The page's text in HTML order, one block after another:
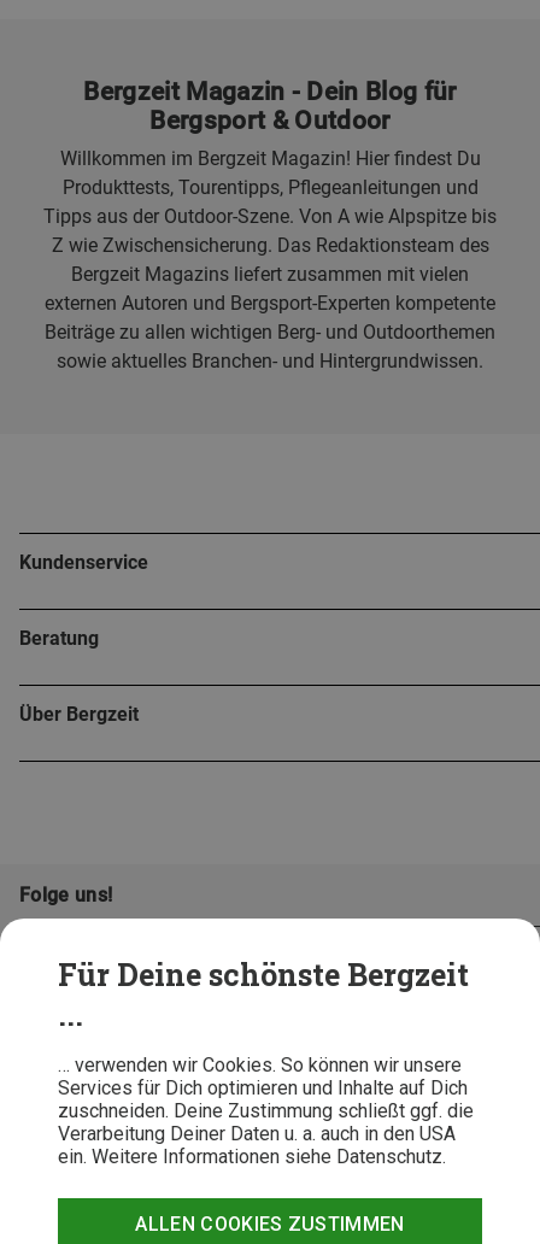
Für Deine schönste Bergzeit
...
… verwenden wir Cookies. So können wir unsere
Services für Dich optimieren und Inhalte auf Dich
zuschneiden. Deine Zustimmung schließt ggf. die
Verarbeitung Deiner Daten u. a. auch in den USA
ein. Weitere Informationen siehe Datenschutz.
ALLEN COOKIES ZUSTIMMEN
Bergzeit Magazin - Dein Blog für
Bergsport & Outdoor
Willkommen im Bergzeit Magazin! Hier findest Du
Produkttests, Tourentipps, Pflegeanleitungen und
Tipps aus der Outdoor-Szene. Von A wie Alpspitze bis
Z wie Zwischensicherung. Das Redaktionsteam des
Bergzeit Magazins liefert zusammen mit vielen
externen Autoren und Bergsport-Experten kompetente
Beiträge zu allen wichtigen Berg- und Outdoorthemen
sowie aktuelles Branchen- und Hintergrundwissen.
Kundenservice
Beratung
Über Bergzeit
Folge uns!